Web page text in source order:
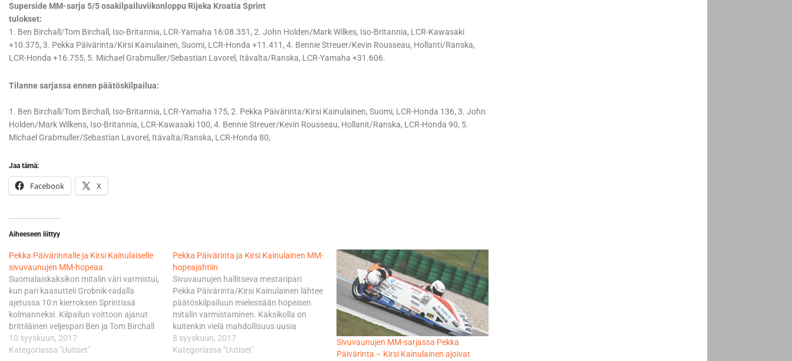
Superside MM-sarja 5/5 osakilpailuviikonloppu Rijeka Kroatia Sprint
tulokset:
1. Ben Birchall/Tom Birchall, Iso-Britannia, LCR-Yamaha 16:08.351, 2. John Holden/Mark Wilkes, Iso-Britannia, LCR-Kawasaki
+10.375, 3. Pekka Päivärinta/Kirsi Kainulainen, Suomi, LCR-Honda +11.411, 4. Bennie Streuer/Kevin Rousseau, Hollanti/Ranska,
LCR-Honda +16.755, 5. Michael Grabmuller/Sebastian Lavorel, Itävalta/Ranska, LCR-Yamaha +31.606.
Tilanne sarjassa ennen päätöskilpailua:
1. Ben Birchall/Tom Birchall, Iso-Britannia, LCR-Yamaha 175, 2. Pekka Päivärinta/Kirsi Kainulainen, Suomi, LCR-Honda 136, 3. John
Holden/Mark Wilkens, Iso-Britannia, LCR-Kawasaki 100, 4. Bennie Streuer/Kevin Rousseau, Hollanit/Ranska, LCR-Honda 90, 5.
Michael Grabmuller/Sebastian Lavorel, Itävalta/Ranska, LCR-Honda 80,
Jaa tämä:
Facebook X
Aiheeseen liittyy
Pekka Päivärinnalle ja Kirsi Kainulaiselle
sivuvaunujen MM-hopeaa
Suomalaiskaksikon mitalin väri varmistui,
kun pari kaasutteli Grobnik-radalla
ajetussa 10:n kierroksen Sprintissä
kolmanneksi. Kilpailun voittoon ajanut
brittiläinen veljespari Ben ja Tom Birchall
varmisti samalla uransa ensimmäisen
,aailmanmestaruuden. Rijekassa ajetaan
10 syyskuun, 2017
Kategoriassa "Uutiset"
​Pekka Päivärinta ja Kirsi Kainulainen MM-
hopeajahtiin
Sivuvaunujen hallitseva mestaripari
Pekka Päivärinta/Kirsi Kainulainen lähtee
päätöskilpailuun mielessään hopeisen
mitalin varmistaminen. Kaksikolla on
kuitenkin vielä mahdollisuus uusia
mestaruus, mutta se vaatisi Iso-
Britannian veljesparin Ben ja Tom
8 syyskuun, 2017
Kategoriassa "Uutiset"
Sivuvaunujen MM-sarjassa Pekka
Päivärinta – Kirsi Kainulainen ajoivat